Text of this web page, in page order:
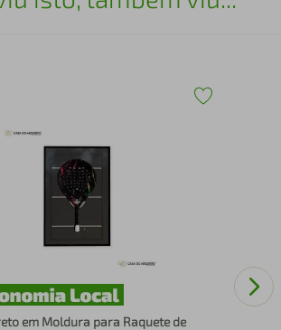
em Moldura para Raquete de